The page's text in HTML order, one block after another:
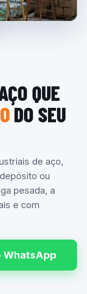
QUE
DO SEU
de aço,
ou
pesada, a
e com
WhatsApp